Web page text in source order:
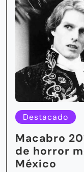
Destacado
Macabro
de horror
México